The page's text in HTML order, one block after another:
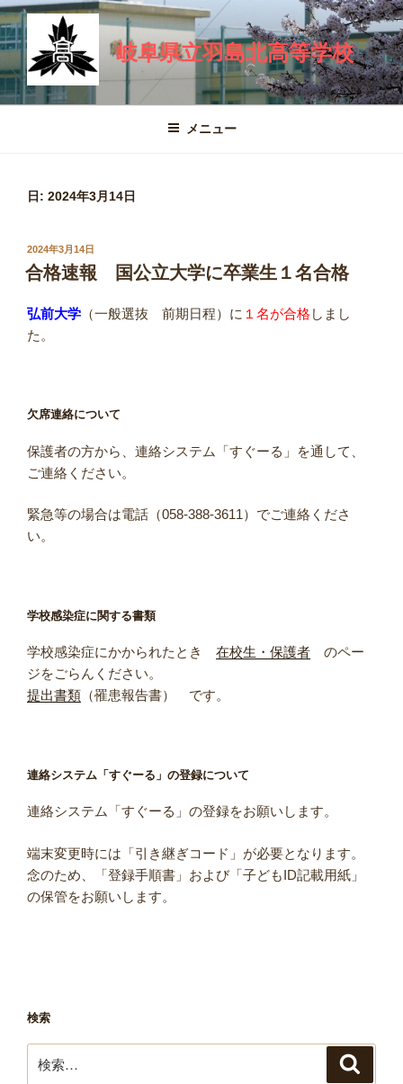
コ
ン
テ
ン
ツ
岐阜県立羽島北高等学校
メニュー
日: 2024年3月14日
投
稿
日:
2024年3月14日
合格速報 国公立大学に卒業生１名合格
弘前大学 （一般選抜 前期日程）に １名が合格 しまし
た。
欠席連絡について
保護者の方から、連絡システム「すぐーる」を通して、
ご連絡ください。
緊急等の場合は電話（058-388-3611）でご連絡くださ
い。
学校感染症に関する書類
学校感染症にかかられたとき 在校生・保護者 のペー
ジをごらんください。
提出書類 （罹患報告書） です。
連絡システム「すぐーる」の登録について
連絡システム「すぐーる」の登録をお願いします。
端末変更時には「引き継ぎコード」が必要となります。
念のため、「登録手順書」および「子どもID記載用紙」
の保管をお願いします。
検索
索: